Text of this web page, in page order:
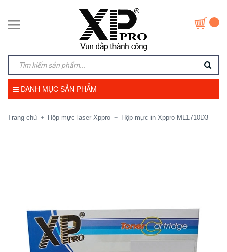
DANH MỤC SẢN PHẨM
Trang chủ + Hộp mực laser Xppro + Hộp mực in Xppro ML1710D3